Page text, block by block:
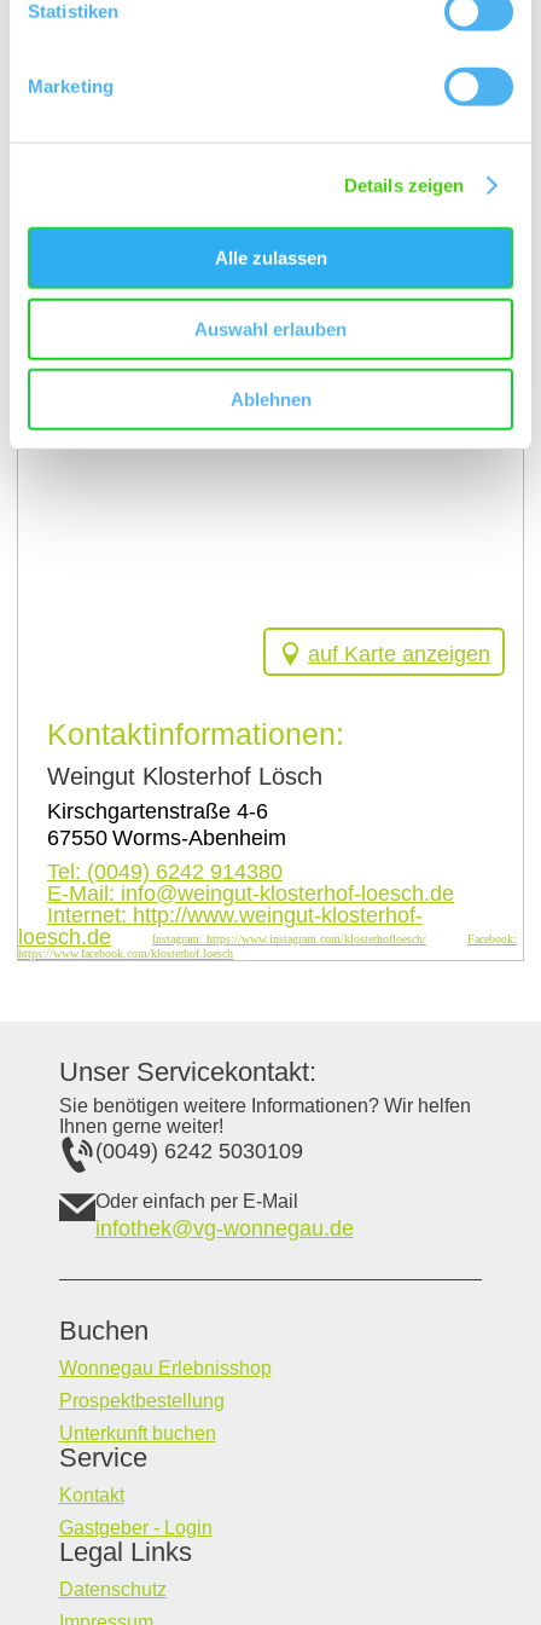
Statistiken
Marketing
Details zeigen
Alle zulassen
Auswahl erlauben
Ablehnen
Kontakt
auf Karte anzeigen
Kontaktinformationen:
Weingut Klosterhof Lösch
Kirschgartenstraße 4-6
67550 Worms-Abenheim
Tel: (0049) 6242 914380
E-Mail: info@weingut-klosterhof-loesch.de
Internet: http://www.weingut-klosterhof-
loesch.de
Instagram: https://www.instagram.com/klosterhofloesch/
Facebook:
https://www.facebook.com/klosterhof.loesch
Unser Servicekontakt:
Sie benötigen weitere Informationen? Wir helfen
Ihnen gerne weiter!
(0049) 6242 5030109
Oder einfach per E-Mail
infothek@vg-wonnegau.de
Buchen
Wonnegau Erlebnisshop
Prospektbestellung
Unterkunft buchen
Service
Kontakt
Gastgeber - Login
Legal Links
Datenschutz